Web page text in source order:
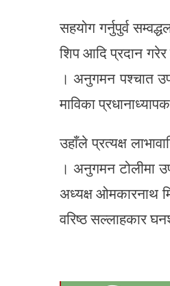
सहयोग गर्नुपुर्व
शिप आदि प्रदान
। अनुगमन पश्चात
माविका
उहाँले प्रत्यक्ष
। अनुगमन टोलीमा
अध्यक्ष ओमकारनाथ
वरिष्ठ सल्लाहकार